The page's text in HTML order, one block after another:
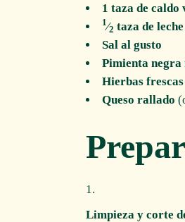
1 taza de caldo
1⁄2 taza de leche
Sal al gusto
Pimienta
Hierbas
Queso rallado
Limpieza y corte